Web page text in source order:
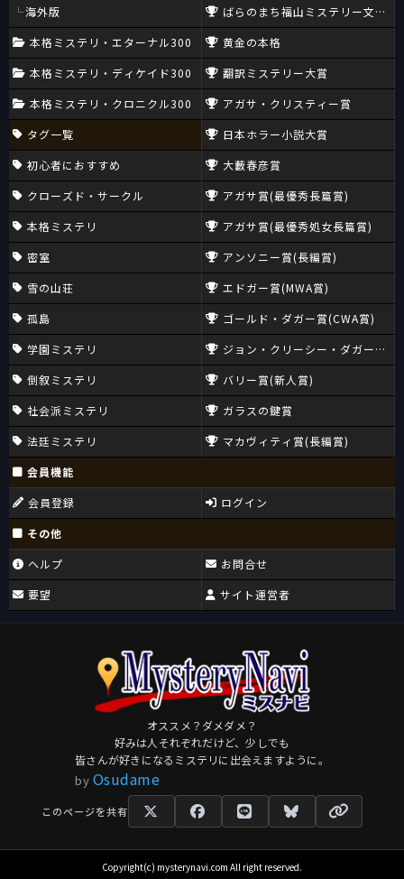
海外版
本格ミステリ・エターナル300
本格ミステリ・ディケイド300
本格ミステリ・クロニクル300
タグ一覧
初心者におすすめ
クローズド・サークル
本格ミステリ
密室
雪の山荘
孤島
学園ミステリ
倒叙ミステリ
社会派ミステリ
法廷ミステリ
ばらのまち福山ミステリー文学新
黄金の本格
翻訳ミステリー大賞
アガサ・クリスティー賞
日本ホラー小説大賞
大藪春彦賞
アガサ賞(最優秀長篇賞)
アガサ賞(最優秀処女長篇賞)
アンソニー賞(長編賞)
エドガー賞(MWA賞)
ゴールド・ダガー賞(CWA賞)
ジョン・クリーシー・ダガー賞
バリー賞(新人賞)
ガラスの鍵賞
マカヴィティ賞(長編賞)
会員機能
会員登録
ログイン
その他
ヘルプ
要望
お問合せ
サイト運営者
オススメ？ダメダメ？
好みは人それぞれだけど、少しでも
皆さんが好きになるミステリに出会えますように。
by Osudame
このページを共有
Copyright(c) mysterynavi.com All right reserved.